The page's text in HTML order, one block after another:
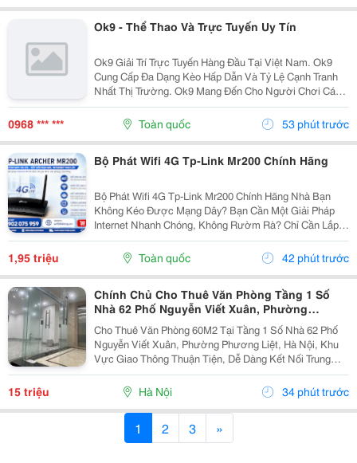
Ok9 - Thể Thao Và Trực Tuyến Uy Tín
Ok9 Giải Trí Trực Tuyến Hàng Đầu Tại Việt Nam. Ok9
Cung Cấp Đa Dạng Kèo Hấp Dẫn Và Tỷ Lệ Cạnh Tranh
Nhất Thị Trường. Ok9 Mang Đến Cho Người Chơi Các
Sản Phẩm Đẳng Cấp Như: Trực Tuyến, Thể Thao Mang
Đến Trải Nghiệm Giải Trí Minh Bạch Và Công Bằng
0968 *** *** Toàn quốc 53 phút trước
Bộ Phát Wifi 4G Tp-Link Mr200 Chính Hãng
Bộ Phát Wifi 4G Tp-Link Mr200 Chính Hãng Nhà Bạn
Không Kéo Được Mạng Dây? Bạn Cần Một Giải Pháp
Internet Nhanh Chóng, Không Rườm Rà? Chỉ Cần Lắp
Sim 4G Vào Là Có Ngay Mạng Wifi Tốc Độ Cao Cho Cả
Gia Đình Sử Dụng. Không Cần Cấu Hình Phức Tạp,
Cắm Là...
1,95 triệu Toàn quốc 42 phút trước
Chính Chủ Cho Thuê Văn Phòng Tầng 1 Số
Nhà 62 Phố Nguyễn Viết Xuân, Phường
Phương Liệt, Hn
Cho Thuê Văn Phòng 60M2 Tại Tầng 1 Số Nhà 62 Phố
Nguyễn Viết Xuân, Phường Phương Liệt, Hà Nội, Khu
Vực Giao Thông Thuận Tiện, Dễ Dàng Kết Nối Trung
Tâm Thành Phố Và Các Quận Lân Cận. Giá Thuê :
15.000.000Đồng/Tháng Giao Thông Đi Lại Thuận
Tiện,...
15 triệu Hà Nội 34 phút trước
1 2 3 »